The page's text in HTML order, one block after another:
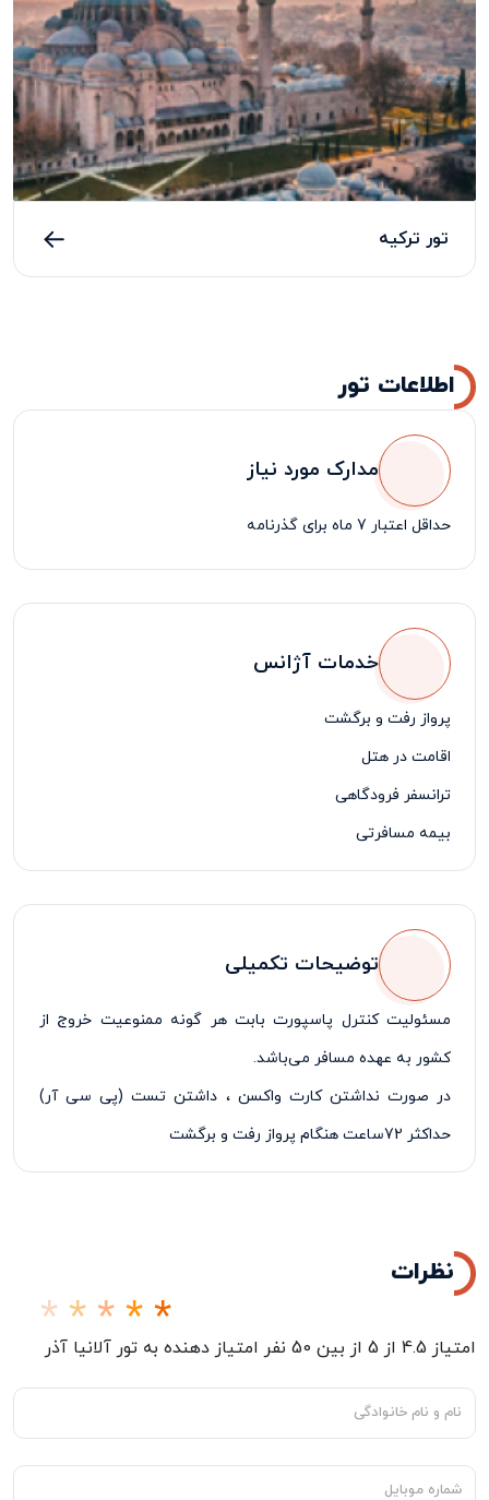
تور ترکیه
اطلاعات تور
مدارک مورد نیاز
حداقل اعتبار 7 ماه برای گذرنامه
خدمات آژانس
پرواز رفت و برگشت
اقامت در هتل
ترانسفر فرودگاهی
بیمه مسافرتی
لیدر فارسی زبان
توضیحات تکمیلی
مسئولیت کنترل پاسپورت بابت هر گونه ممنوعیت خروج از
کشور به عهده مسافر می‌باشد.
در صورت نداشتن کارت واکسن ، داشتن تست (پی سی آر)
حداکثر 72ساعت هنگام پرواز رفت و برگشت
پرداخت 50% درصد از مبلغ کل تور در زمان ثبت نام الزامی
نظرات
امتیاز 4.5 از 5 از بین 50 نفر امتیاز دهنده به تور آلانیا آذر